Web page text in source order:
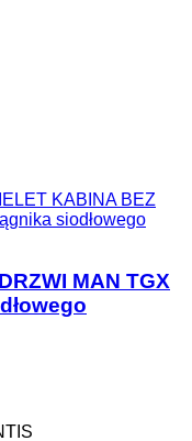
KABINA BEZ
siodłowego
MAN TGX